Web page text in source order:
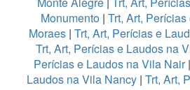
Monumento | Trt, Art,
Moraes| Trt, Art, Perícias e
Trt, Art, Perícias e Laudos na
Perícias e Laudos na Vila Nair|
Laudos na Vila Nancy| Trt, Art,